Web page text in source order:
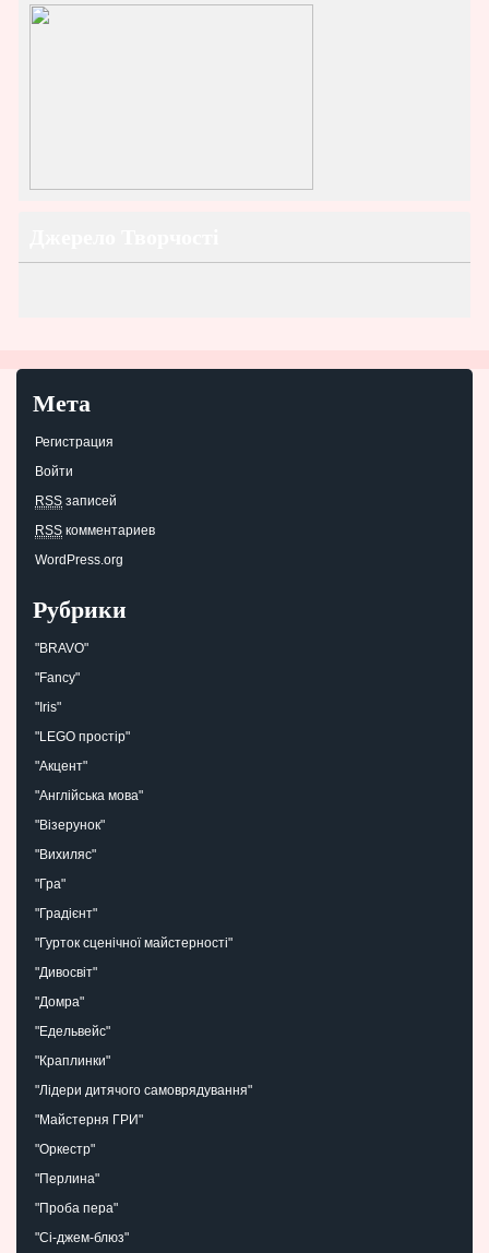
Мета
Регистрация
Войти
RSS записей
RSS комментариев
WordPress.org
Рубрики
"BRAVO"
"Fancy"
"Iris"
"LEGO простір"
"Акцент"
"Англійська мова"
"Візерунок"
"Вихиляс"
"Гра"
"Градієнт"
"Гурток сценічної майстерності"
"Дивосвіт"
"Домра"
"Едельвейс"
"Краплинки"
"Лідери дитячого самоврядування"
"Майстерня ГРИ"
"Оркестр"
"Перлина"
"Проба пера"
"Сі-джем-блюз"